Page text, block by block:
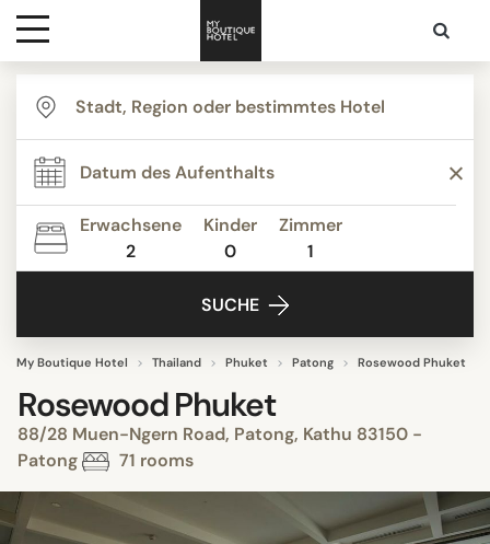
Ziele
Hotelarten
Kontakt
Erwachsene
2
Kinder
0
Zimmer
1
SUCHE
My Boutique Hotel Thailand Phuket Patong Rosewood Phuket
Rosewood Phuket
88/28 Muen-Ngern Road, Patong, Kathu 83150 -
Patong
71 rooms